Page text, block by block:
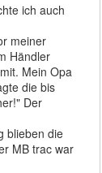
ich auch
meiner
Händler
Mein Opa
die bis
Der
blieben die
MB trac war